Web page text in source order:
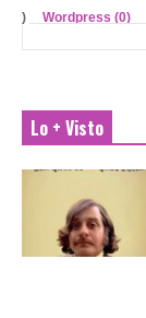
) Wordpress (0)
Lo + Visto